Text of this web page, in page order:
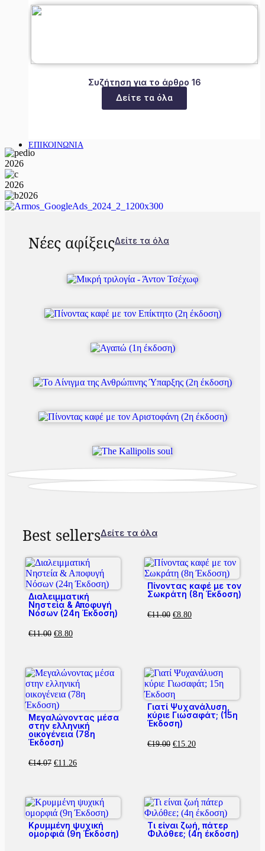
Συζήτηση για το άρθρο 16
Δείτε τα όλα
ΕΠΙΚΟΙΝΩΝΙΑ
Νέες αφίξειςΔείτε τα όλα
Best sellersΔείτε τα όλα
Διαλειμματική
Νηστεία & Αποφυγή
Νόσων (24η Έκδοση)
€11.00 €8.80
Πίνοντας καφέ με τον
Σωκράτη (8η Έκδοση)
€11.00 €8.80
Μεγαλώνοντας μέσα
στην ελληνική
οικογένεια (78η
Έκδοση)
€14.07 €11.26
Γιατί Ψυχανάλυση,
κύριε Γιωσαφάτ; (15η
Έκδοση)
€19.00 €15.20
Κρυμμένη ψυχική
ομορφιά (9η Έκδοση)
Τι είναι ζωή, πάτερ
Φιλόθεε; (4η έκδοση)